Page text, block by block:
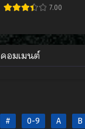
7.00
คอมเมนต์
# 0-9 A B